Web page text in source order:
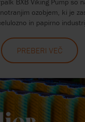
ozobjem, ki je
in papirno
PREBERI VEČ